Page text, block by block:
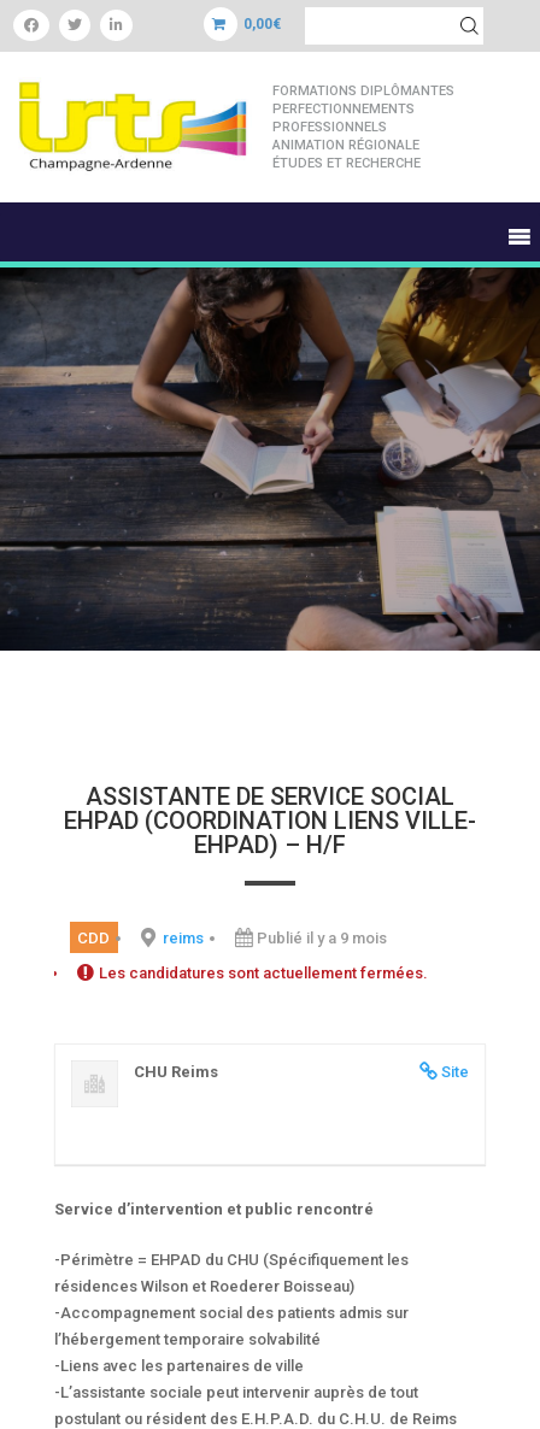
0,00€
FORMATIONS DIPLÔMANTES
PERFECTIONNEMENTS
PROFESSIONNELS
ANIMATION RÉGIONALE
ÉTUDES ET RECHERCHE
ASSISTANTE DE SERVICE SOCIAL
EHPAD (COORDINATION LIENS VILLE-
EHPAD) – H/F
CDD reims
Publié il y a 9 mois
Les candidatures sont actuellement fermées.
Site
CHU Reims
Service d’intervention et public rencontré
-Périmètre = EHPAD du CHU (Spécifiquement les
résidences Wilson et Roederer Boisseau)
-Accompagnement social des patients admis sur
l’hébergement temporaire solvabilité
-Liens avec les partenaires de ville
-L’assistante sociale peut intervenir auprès de tout
postulant ou résident des E.H.P.A.D. du C.H.U. de Reims